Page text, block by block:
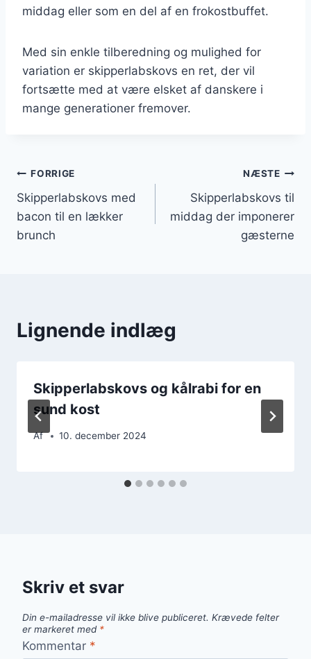
middag eller som en del af en frokostbuffet.
Med sin enkle tilberedning og mulighed for
variation er skipperlabskovs en ret, der vil
fortsætte med at være elsket af danskere i
mange generationer fremover.
Indlægsnavigation
FORRIGE
Skipperlabskovs med
bacon til en lækker
brunch
NÆSTE
Skipperlabskovs til
middag der imponerer
gæsterne
Lignende indlæg
Skipperlabskovs og kålrabi for en
sund kost
Af 10. december 2024
Skriv et svar
Din e-mailadresse vil ikke blive publiceret. Krævede felter
er markeret med *
Kommentar *